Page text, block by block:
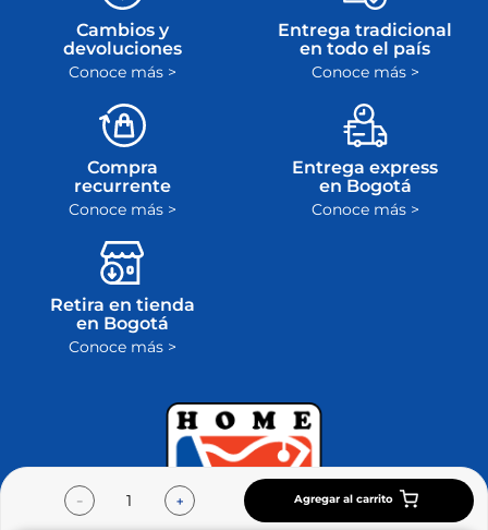
＋
－ Agregar al carrito
Cambios y
devoluciones
Conoce más >
Entrega tradicional
en todo el país
Conoce más >
Compra
recurrente
Conoce más >
Entrega express
en Bogotá
Conoce más >
Retira en tienda
en Bogotá
Conoce más >